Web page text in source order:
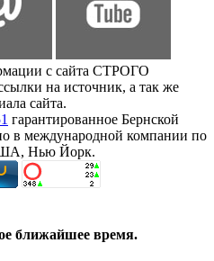
с сайта СТРОГО
на источник, а так же
сайта.
гарантированное Бернской
в международной компании по
Нью Йорк.
ближайшее время.